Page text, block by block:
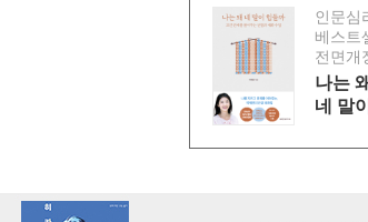
인문심
베스트
전면개
나는 왜
네 말